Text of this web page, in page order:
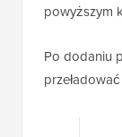
powyższym
Po dodaniu